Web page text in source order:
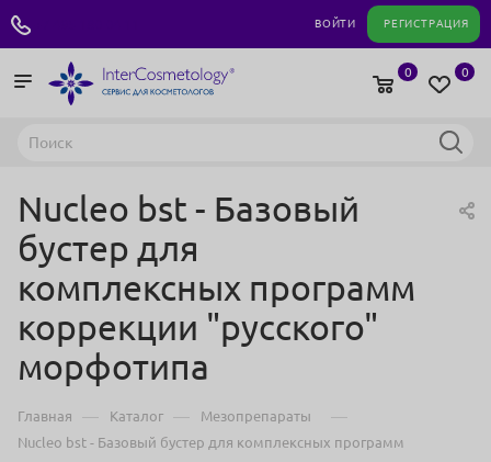
ВОЙТИ РЕГИСТРАЦИЯ
0
0
Nucleo bst - Базовый
бустер для
комплексных программ
коррекции "русского"
морфотипа
Главная — Каталог — Мезопрепараты —
Nucleo bst - Базовый бустер для комплексных программ